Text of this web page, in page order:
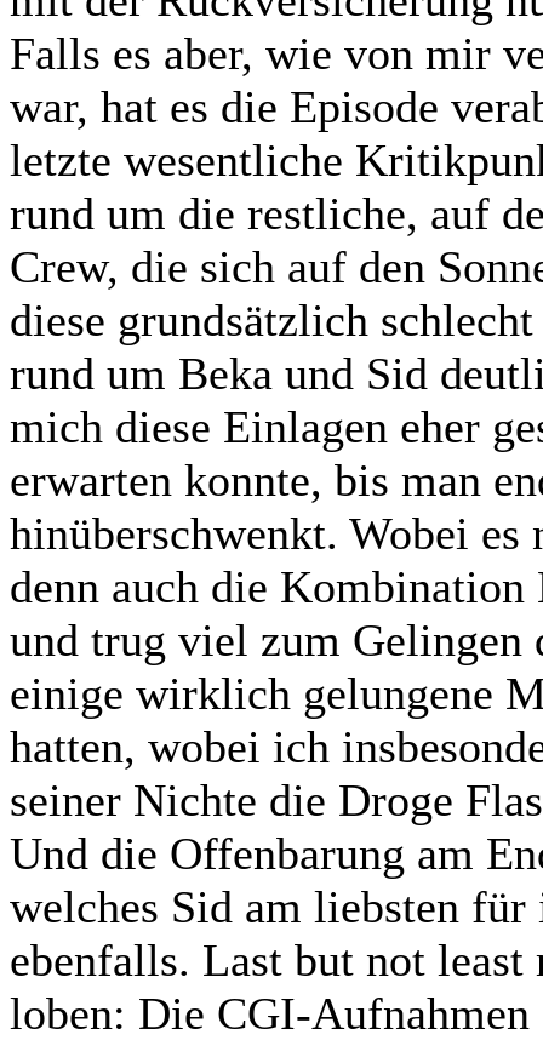
Falls es aber, wie von mir
war, hat es die Episode
letzte wesentliche
rund um die restliche, auf
Crew, die sich auf den
diese grundsätzlich
rund um Beka und Sid
mich diese Einlagen eher
erwarten konnte, bis man
hinüberschwenkt. Wobei
denn auch die Kombination
und trug viel zum Gelingen
einige wirklich gelungene
hatten, wobei ich
seiner Nichte die Droge
Und die Offenbarung am
welches Sid am liebsten
ebenfalls. Last but not
loben: Die CGI-Aufnahmen